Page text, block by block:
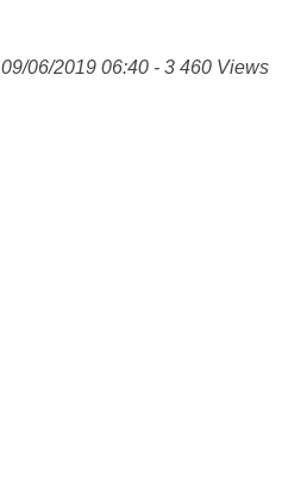
09/06/2019 06:40 - 3 460 Views